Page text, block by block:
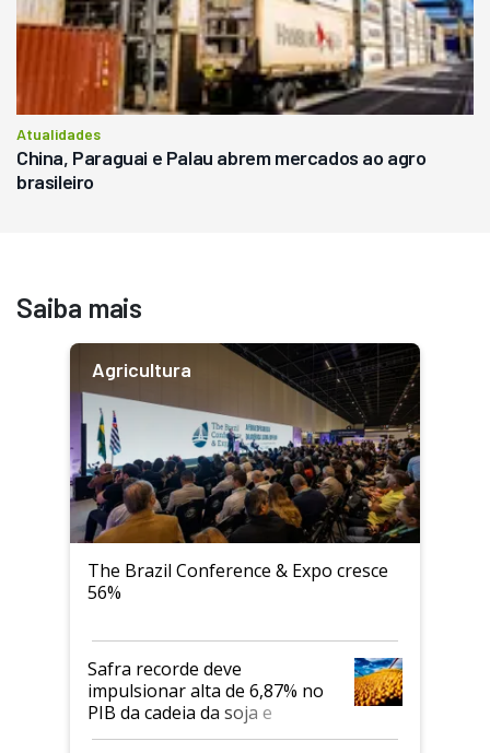
Atualidades
China, Paraguai e Palau abrem mercados ao agro
brasileiro
Saiba mais
Agricultura
The Brazil Conference & Expo cresce
56%
Safra recorde deve
impulsionar alta de 6,87% no
PIB da cadeia da soja e
biodiesel em 2026